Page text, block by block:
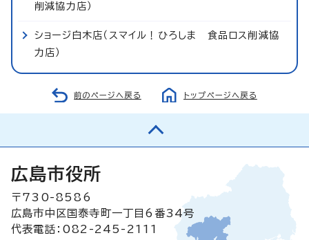
削減協力店）
ショージ白木店（スマイル！ひろしま 食品ロス削減協
力店）
前のページへ戻る トップページへ戻る
広島市役所
〒730-8586
広島市中区国泰寺町一丁目6番34号
代表電話：082-245-2111